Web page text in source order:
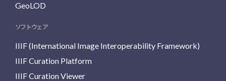
GeoLOD
ソフトウェア
IIIF (International Image Interoperability Framework)
IIIF Curation Platform
IIIF Curation Viewer